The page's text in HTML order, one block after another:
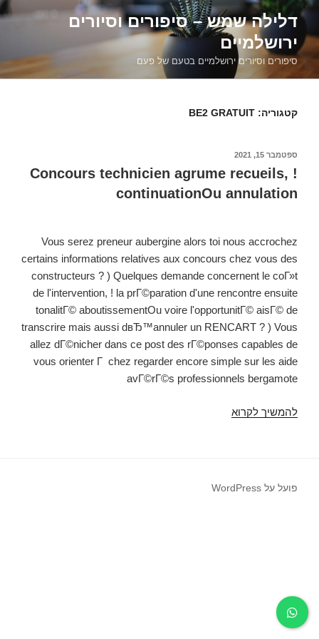
דילוג
לתוכןדלילה שמש – סיפורים וסיורים
ירושלמיים
סיפורים וסיורים ירושלמיים בטעם של פעם
קטגוריה: BE2 GRATUIT
פורסם
ב
ספטמבר 15, 2021
Concours technicien agrume recueils, !
continuationOu annulation
Vous serez preneur aubergine alors toi nous accrochez
certains informations relatives aux concours chez vous des
constructeurs ? ) Quelques demande concernent le coГ»t
de l'intervention, ! la prГ©paration d'une rencontre ensuite
tonalitГ© aboutissementOu voire l'opportunitГ© aisГ© de
transcrire mais aussi dвЂ™annuler un RENCART ? ) Vous
allez dГ©nicher dans ce post des rГ©ponses capables de
vous orienter Г chez regarder encore simple sur les aide
avГ©rГ©s professionnels bergamote
להמשיך לקרוא
פועל על WordPress